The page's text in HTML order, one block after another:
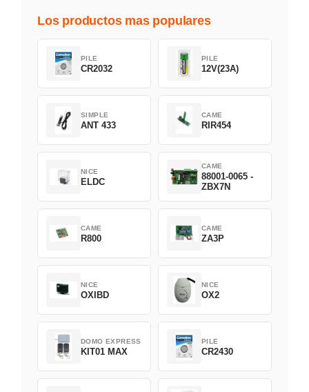
Los productos mas populares
PILE
CR2032
PILE
12V(23A)
SIMPLE
ANT 433
CAME
RIR454
NICE
ELDC
CAME
88001-0065 -
ZBX7N
CAME
R800
CAME
ZA3P
NICE
OXIBD
NICE
OX2
DOMO EXPRESS
KIT01 MAX
PILE
CR2430